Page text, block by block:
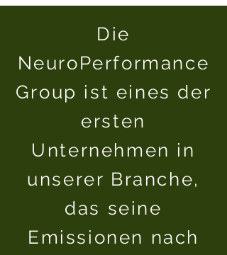
Die
NeuroPerformance
Group ist eines der
ersten
Unternehmen in
unserer Branche,
das seine
Emissionen nach